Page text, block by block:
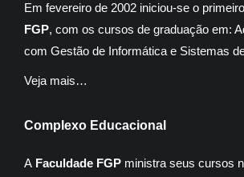
Em fevereiro de 2002 iniciou-se o
FGP, com os cursos de graduação em:
com Gestão de Informática e Sistemas
Veja mais…
Complexo Educacional
A Faculdade FGP ministra seus cursos